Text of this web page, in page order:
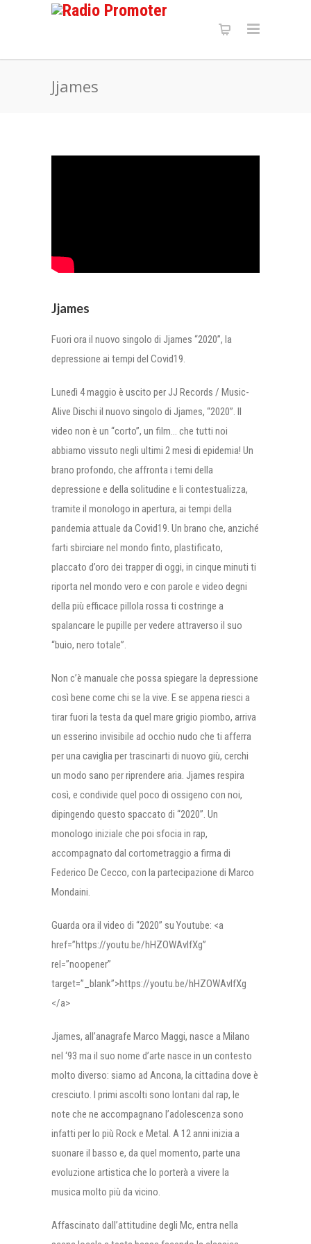
Jjames
Jjames
Fuori ora il nuovo singolo di Jjames “2020”, la
depressione ai tempi del Covid19.
Lunedì 4 maggio è uscito per JJ Records / Music-
Alive Dischi il nuovo singolo di Jjames, “2020”. Il
video non è un “corto”, un film… che tutti noi
abbiamo vissuto negli ultimi 2 mesi di epidemia! Un
brano profondo, che affronta i temi della
depressione e della solitudine e li contestualizza,
tramite il monologo in apertura, ai tempi della
pandemia attuale da Covid19. Un brano che, anziché
farti sbirciare nel mondo finto, plastificato,
placcato d’oro dei trapper di oggi, in cinque minuti ti
riporta nel mondo vero e con parole e video degni
della più efficace pillola rossa ti costringe a
spalancare le pupille per vedere attraverso il suo
“buio, nero totale”.
Non c’è manuale che possa spiegare la depressione
così bene come chi se la vive. E se appena riesci a
tirar fuori la testa da quel mare grigio piombo, arriva
un esserino invisibile ad occhio nudo che ti afferra
per una caviglia per trascinarti di nuovo giù, cerchi
un modo sano per riprendere aria. Jjames respira
così, e condivide quel poco di ossigeno con noi,
dipingendo questo spaccato di “2020”. Un
monologo iniziale che poi sfocia in rap,
accompagnato dal cortometraggio a firma di
Federico De Cecco, con la partecipazione di Marco
Mondaini.
Guarda ora il video di “2020” su Youtube: <a
href=”https://youtu.be/hHZOWAvIfXg”
rel=”noopener”
target=”_blank”>https://youtu.be/hHZOWAvIfXg
</a>
Jjames, all’anagrafe Marco Maggi, nasce a Milano
nel ‘93 ma il suo nome d’arte nasce in un contesto
molto diverso: siamo ad Ancona, la cittadina dove è
cresciuto. I primi ascolti sono lontani dal rap, le
note che ne accompagnano l’adolescenza sono
infatti per lo più Rock e Metal. A 12 anni inizia a
suonare il basso e, da quel momento, parte una
evoluzione artistica che lo porterà a vivere la
musica molto più da vicino.
Affascinato dall’attitudine degli Mc, entra nella